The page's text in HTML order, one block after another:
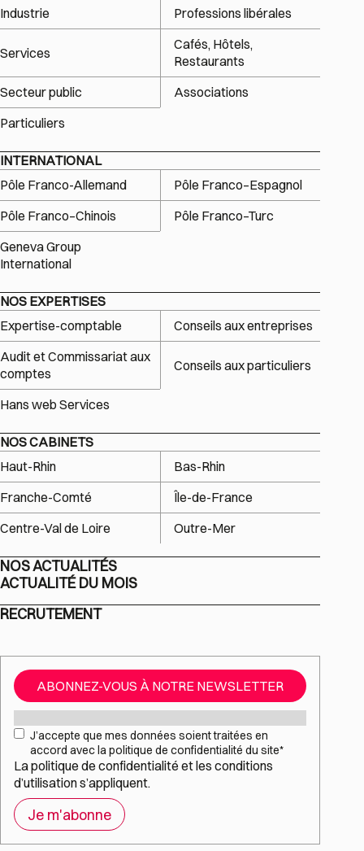
Industrie
Professions libérales
Services
Cafés, Hôtels,
Restaurants
Secteur public
Associations
Particuliers
INTERNATIONAL
Pôle Franco-Allemand
Pôle Franco–Espagnol
Pôle Franco–Chinois
Pôle Franco–Turc
Geneva Group
International
NOS EXPERTISES
Expertise-comptable
Conseils aux entreprises
Audit et Commissariat aux
comptes
Conseils aux particuliers
Hans web Services
NOS CABINETS
Haut-Rhin
Bas-Rhin
Franche-Comté
Île-de-France
Centre-Val de Loire
Outre-Mer
NOS ACTUALITÉS
ACTUALITÉ DU MOIS
RECRUTEMENT
ABONNEZ-VOUS À NOTRE NEWSLETTER
RGPD*
J’accepte que mes données soient traitées en
accord avec la politique de confidentialité du site*
Lapolitique de confidentialité et les conditions
d’utilisations’appliquent.